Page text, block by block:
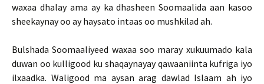
waxaa dhalay ama ay ka dhasheen Soomaalida aan kasoo
sheekaynay oo ay haysato intaas oo mushkilad ah.
Bulshada Soomaaliyeed waxaa soo maray xukuumado kala
duwan oo kulligood ku shaqaynayay qawaaniinta kufriga iyo
ilxaadka. Waligood ma aysan arag dawlad Islaam ah iyo